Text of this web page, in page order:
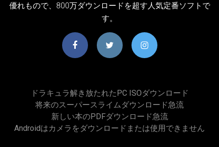
優れもので、800万ダウンロードを超す人気定番ソフトで
す。
ドラキュラ解き放たれたPC ISOダウンロード
将来のスーパースライムダウンロード急流
新しい本のPDFダウンロード急流
Androidはカメラをダウンロードまたは使用できません